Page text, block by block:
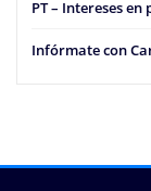
PT – Intereses
Infórmate con